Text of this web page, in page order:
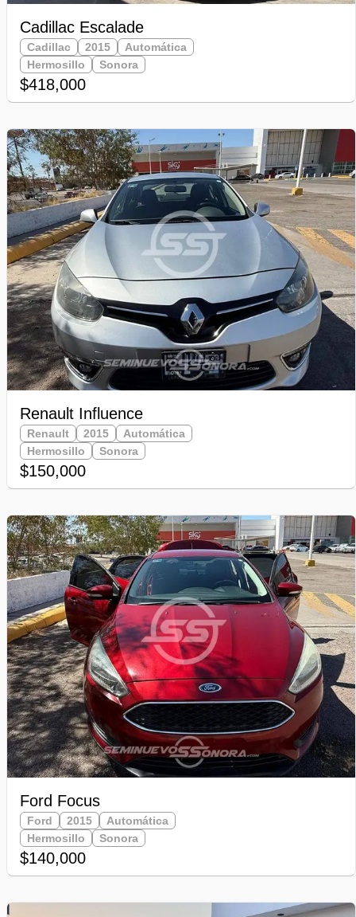
Cadillac Escalade
Cadillac 2015
Automática
Hermosillo
Sonora
$418,000
Renault Influence
Renault 2015
Automática
Hermosillo
Sonora
$150,000
Ford Focus
Ford 2015
Automática
Hermosillo
Sonora
$140,000